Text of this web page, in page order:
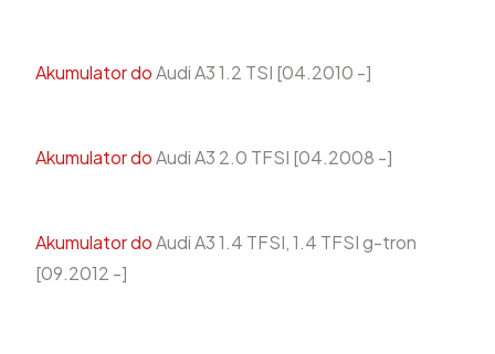
Akumulator doAudi A3 1.2 TSI [04.2010 -]
Akumulator doAudi A3 2.0 TFSI [04.2008 -]
Akumulator doAudi A3 1.4 TFSI, 1.4 TFSI g-tron
[09.2012 -]